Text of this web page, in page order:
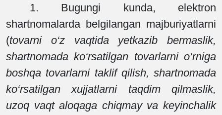
1. Bugungi kunda, elektron
shartnomalarda belgilangan majburiyatlarni
(tovarni o‘z vaqtida yetkazib bermaslik,
shartnomada ko‘rsatilgan tovarlarni o‘rniga
boshqa tovarlarni taklif qilish, shartnomada
ko‘rsatilgan xujjatlarni taqdim qilmaslik,
uzoq vaqt aloqaga chiqmay va keyinchalik